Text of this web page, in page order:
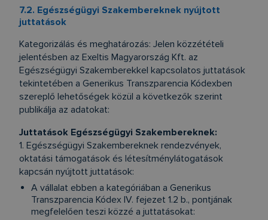
7.2. Egészségügyi Szakembereknek nyújtott
juttatások
Kategorizálás és meghatározás: Jelen közzétételi
jelentésben az Exeltis Magyarország Kft. az
Egészségügyi Szakemberekkel kapcsolatos juttatások
tekintetében a Generikus Transzparencia Kódexben
szereplő lehetőségek közül a következők szerint
publikálja az adatokat:
Juttatások Egészségügyi Szakembereknek:
1. Egészségügyi Szakembereknek rendezvények,
oktatási támogatások és létesítménylátogatások
kapcsán nyújtott juttatások:
A vállalat ebben a kategóriában a Generikus
Transzparencia Kódex IV. fejezet 1.2 b., pontjának
megfelelően teszi közzé a juttatásokat: